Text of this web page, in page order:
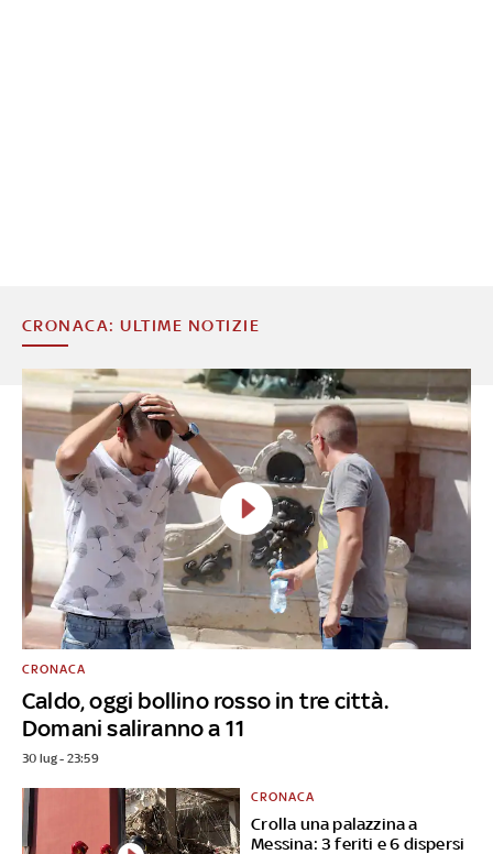
CRONACA: ULTIME NOTIZIE
Caldo, oggi bollino rosso in tre città.
Domani saliranno a 11
CRONACA
30 lug - 23:59
Crolla una palazzina a
Messina: 3 feriti e 6 dispersi
CRONACA